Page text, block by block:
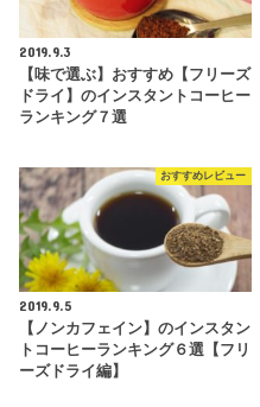
2019.9.3
【味で選ぶ】おすすめ【フリーズ
ドライ】のインスタントコーヒー
ランキング７選
おすすめレビュー
2019.9.5
【ノンカフェイン】のインスタン
トコーヒーランキング６選【フリ
ーズドライ編】